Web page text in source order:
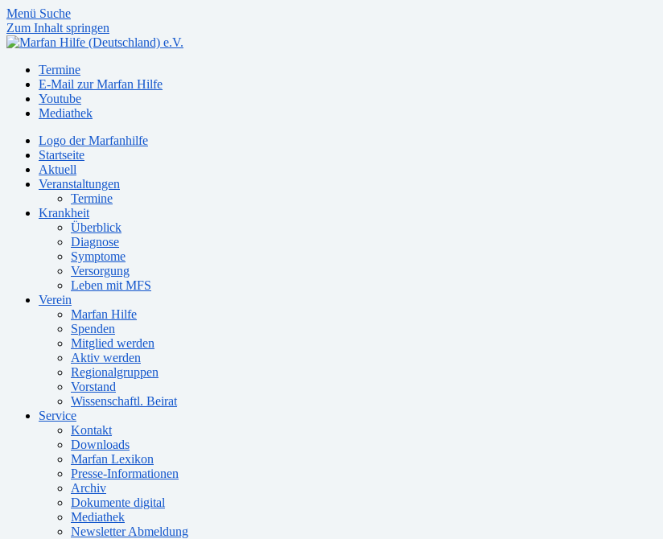
Menü Suche
Zum Inhalt springen
Termine
E-Mail zur Marfan Hilfe
Youtube
Mediathek
Logo der Marfanhilfe
Startseite
Aktuell
Veranstaltungen
Termine
Krankheit
Überblick
Diagnose
Symptome
Versorgung
Leben mit MFS
Verein
Marfan Hilfe
Spenden
Mitglied werden
Aktiv werden
Regionalgruppen
Vorstand
Wissenschaftl. Beirat
Service
Kontakt
Downloads
Marfan Lexikon
Presse-Informationen
Archiv
Dokumente digital
Mediathek
Newsletter Abmeldung